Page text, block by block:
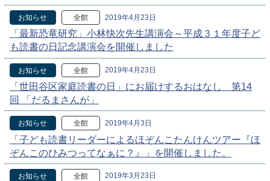
お知らせ 全館 2019年4月23日
「最新恐竜研究」小林快次先生講演会～平成３１年度子ど
も読書の日記念講演会を開催しました
お知らせ 全館 2019年4月23日
「世田谷区家庭読書の日」にお届けするおはなし 第14
回 「だるまさんが」
お知らせ 全館 2019年4月3日
「子ども読書リーダーによるほぞんこたんけんツアー『ほ
ぞんこのひみつってなぁに？』」を開催しました。
お知らせ 全館 2019年3月23日